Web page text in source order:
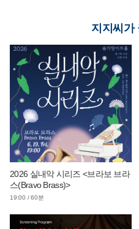
지지씨가
2026 실내악 시리즈 <브라보 브라
스(Bravo Brass)>
19:00 / 60분